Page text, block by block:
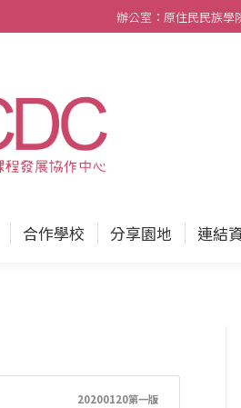
辦公室：原住民民族學
合作學校 分享園地 連結
20200120第一版
專案計畫 團隊成員 合作學校